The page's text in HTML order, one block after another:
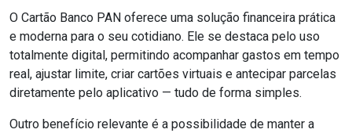
O Cartão Banco PAN oferece uma solução financeira prática
e moderna para o seu cotidiano. Ele se destaca pelo uso
totalmente digital, permitindo acompanhar gastos em tempo
real, ajustar limite, criar cartões virtuais e antecipar parcelas
diretamente pelo aplicativo — tudo de forma simples.
Outro benefício relevante é a possibilidade de manter a